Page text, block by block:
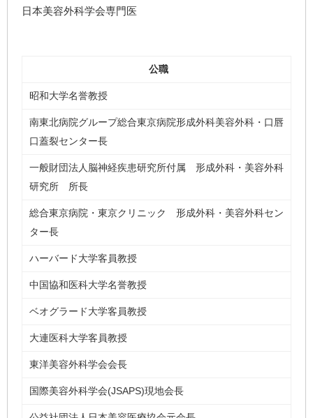
日本美容外科学会専門医
公職
昭和大学名誉教授
南東北病院グループ総合東京病院形成外科美容外科・口唇
口蓋裂センター長
一般財団法人脳神経疾患研究所付属 形成外科・美容外科
研究所 所長
総合東京病院・東京クリニック 形成外科・美容外科セン
ター長
ハーバード大学客員教授
中国協和医科大学名誉教授
ベオグラード大学客員教授
大連医科大学客員教授
東洋美容外科学会会長
国際美容外科学会(JSAPS)現地会長